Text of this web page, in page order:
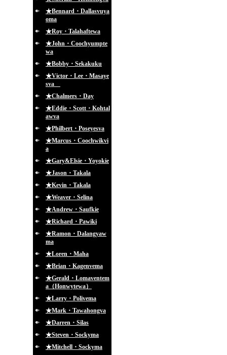
★Bennard・Dallasvuya
oma
★Roy・Talahaftewa
★John・Coochyumpte
wa
★Bobby・Sekakuku
★Victor・Lee・Masaye
sva
★Chalmers・Day
★Eddie・Scott・Kohtal
awva
★Philbert・Poseyesva
★Marcus・Coochwikvi
a
★Gary&Elsie・Yoyokie
★Jason・Takala
★Kevin・Takala
★Weaver・Selina
★Andrew・Saufkie
★Richard・Pawiki
★Ramon・Dalangyaw
ma
★Loren・Maha
★Brian・Kagenvema
★Gerald・Lomaventem
a（Honwytewa）
★Larry・Polivema
★Mark・Tawahongva
★Darren・Silas
★Steven・Sockyma
★Mitchell・Sockyma